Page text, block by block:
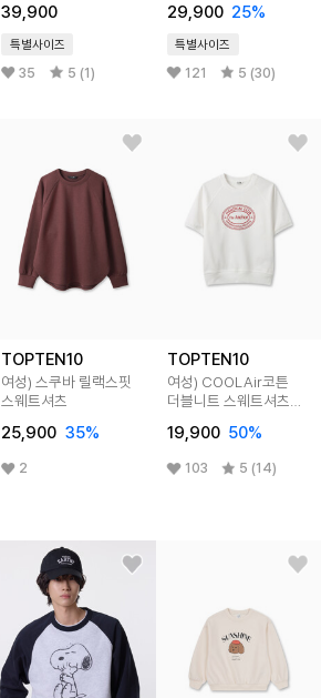
39,900
특별사이즈
35 5 (1)
29,900 25%
특별사이즈
121 5 (30)
TOPTEN10
여성) 스쿠바 릴랙스핏
스웨트셔츠
25,900 35%
2
TOPTEN10
여성) COOLAir코튼
더블니트 스웨트셔츠
19,900 50%
103 5 (14)